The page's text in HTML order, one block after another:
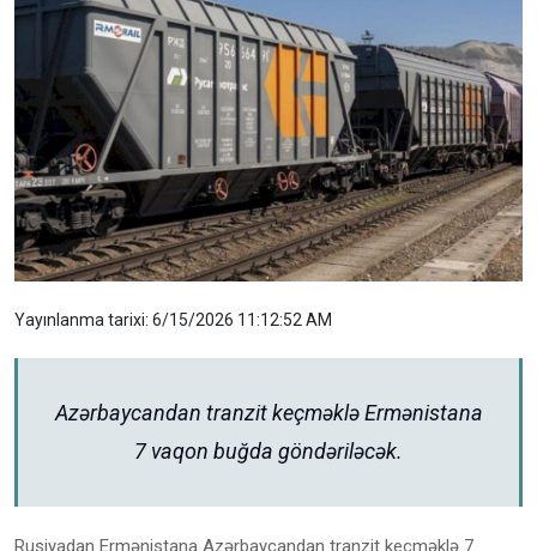
Yayınlanma tarixi: 6/15/2026 11:12:52 AM
Azərbaycandan tranzit keçməklə Ermənistana
7 vaqon buğda göndəriləcək.
Rusiyadan Ermənistana Azərbaycandan tranzit keçməklə 7